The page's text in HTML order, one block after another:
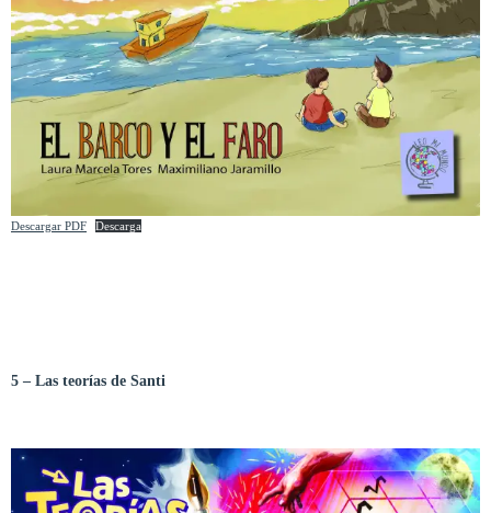
Descargar PDF Descarga
5 – Las teorías de Santi